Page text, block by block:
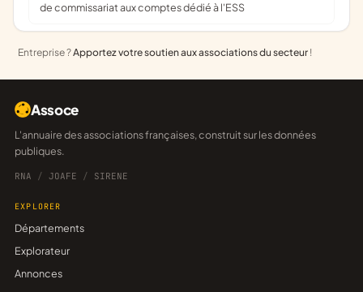
de commissariat aux comptes dédié à l'ESS
Entreprise ?Apportez votre soutien aux associations du secteur !
Assoce
L'annuaire des associations françaises, construit sur les données
publiques.
RNA / JOAFE / SIRENE
EXPLORER
Départements
Explorateur
Annonces